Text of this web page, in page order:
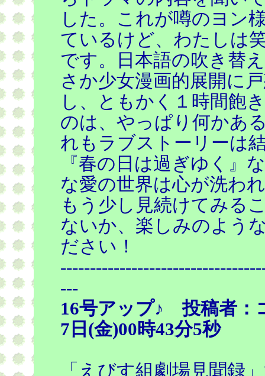
した。これが噂のヨン
ているけど、わたしは
です。日本語の吹き替
さか少女漫画的展開に
し、ともかく１時間飽
のは、やっぱり何かあ
れもラブストーリーは
『春の日は過ぎゆく』
な愛の世界は心が洗わ
もう少し見続けてみる
ないか、楽しみのよう
ださい！
---
16号アップ♪ 投稿者
7日(金)00時43分5秒
「えびす組劇場見聞録